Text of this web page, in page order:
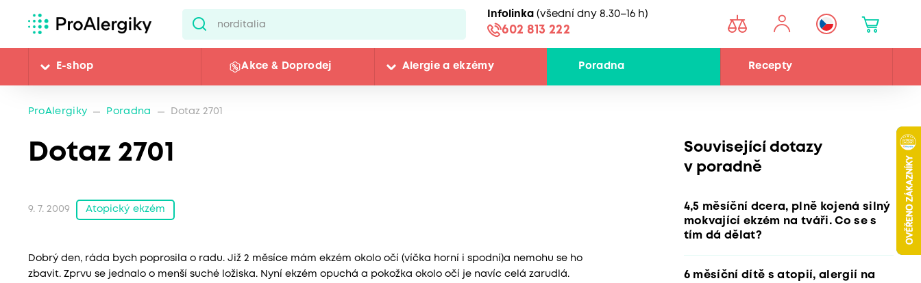
Infolinka (všední dny 8.30–16 h)
602 813 222
E-shop Akce & Doprodej Alergie a ekzémy Poradna Recepty
ProAlergiky Poradna Dotaz 2701
Dotaz 2701
9. 7. 2009 Atopický ekzém
Dobrý den, ráda bych poprosila o radu. Již 2 měsíce mám ekzém okolo očí (víčka horní i spodní)a nemohu se ho
zbavit. Zprvu se jednalo o menší suché ložiska. Nyní ekzém opuchá a pokožka okolo očí je navíc celá zarudlá.
Související dotazy
v poradně
4,5 měsíční dcera, plně kojená silný
mokvající ekzém na tváři. Co se s
tím dá dělat?
6 měsíční dítě s atopií, alergií na